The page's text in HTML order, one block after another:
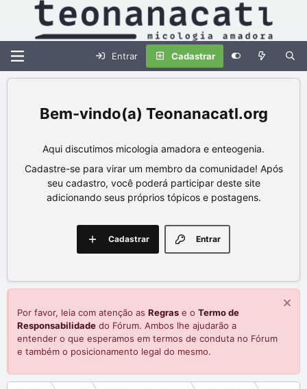
Entrar Cadastrar
Teonanacatl.org
Aqui discutimos micologia amadora e enteogenia.
Cadastre-se para virar um membro da comunidade! Após
seu cadastro, você poderá participar deste site
adicionando seus próprios tópicos e postagens.
Entrar
Cadastrar
Por favor, leia com atenção as Regras e o Termo de
Responsabilidade do Fórum. Ambos lhe ajudarão a
entender o que esperamos em termos de conduta no Fórum
e também o posicionamento legal do mesmo.